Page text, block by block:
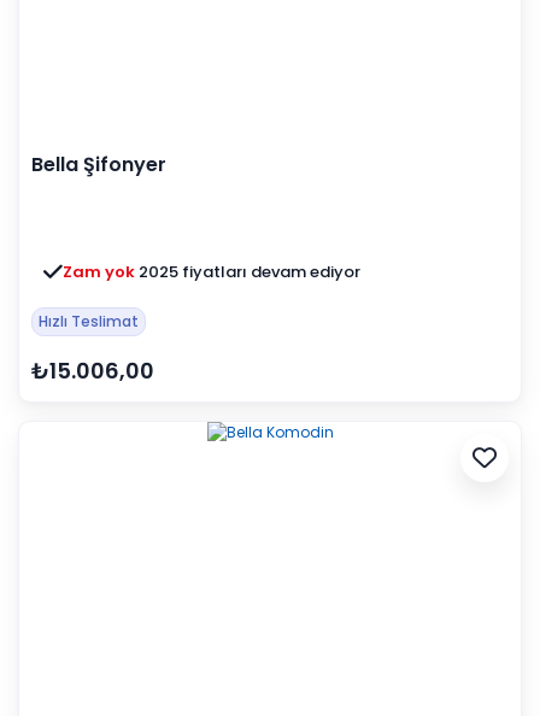
Bella Şifonyer
Zam yok 2025 fiyatları devam ediyor
Hızlı Teslimat
₺15.006,00